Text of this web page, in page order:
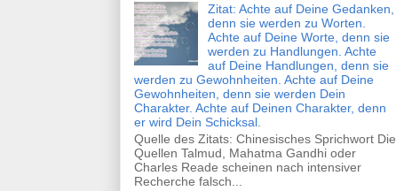
Zitat: Achte auf Deine Gedanken,
denn sie werden zu Worten.
Achte auf Deine Worte, denn sie
werden zu Handlungen. Achte
auf Deine Handlungen, denn sie
werden zu Gewohnheiten. Achte auf Deine
Gewohnheiten, denn sie werden Dein
Charakter. Achte auf Deinen Charakter, denn
er wird Dein Schicksal.
Quelle des Zitats: Chinesisches Sprichwort Die
Quellen Talmud, Mahatma Gandhi oder
Charles Reade scheinen nach intensiver
Recherche falsch...